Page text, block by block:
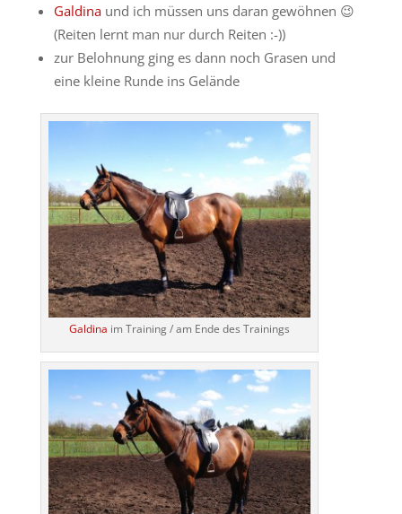
Galdinaund ich müssen uns daran gewöhnen 😉
(Reiten lernt man nur durch Reiten :-))
zur Belohnung ging es dann noch Grasen und
eine kleine Runde ins Gelände
Galdina im Training / am Ende des Trainings